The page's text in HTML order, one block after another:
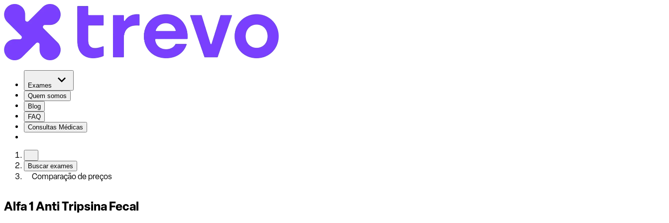
Exames
Quem somos
Blog
FAQ
Consultas Médicas
Buscar exames
Comparação de preços
Alfa 1 Anti Tripsina Fecal